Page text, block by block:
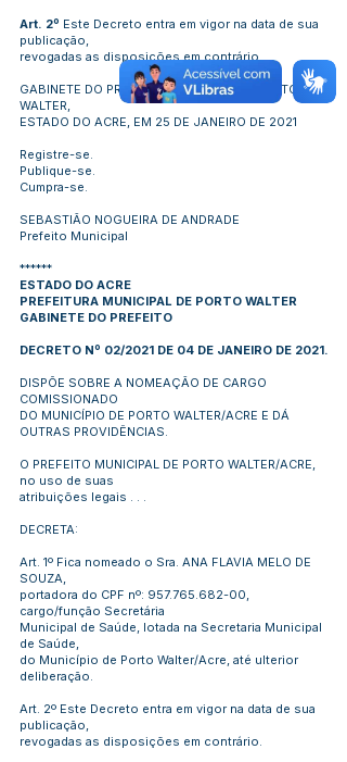
Art. 2º Este Decreto entra em vigor na data de sua
publicação,
revogadas as disposições em contrário.
GABINETE DO PREFEITO MUNICIPAL DE PORTO
WALTER,
ESTADO DO ACRE, EM 25 DE JANEIRO DE 2021
Registre-se.
Publique-se.
Cumpra-se.
SEBASTIÃO NOGUEIRA DE ANDRADE
Prefeito Municipal
******
ESTADO DO ACRE
PREFEITURA MUNICIPAL DE PORTO WALTER
GABINETE DO PREFEITO
DECRETO Nº 02/2021 DE 04 DE JANEIRO DE 2021.
DISPÕE SOBRE A NOMEAÇÃO DE CARGO
COMISSIONADO
DO MUNICÍPIO DE PORTO WALTER/ACRE E DÁ
OUTRAS PROVIDÊNCIAS.
O PREFEITO MUNICIPAL DE PORTO WALTER/ACRE,
no uso de suas
atribuições legais . . .
DECRETA:
Art. 1º Fica nomeado o Sra. ANA FLAVIA MELO DE
SOUZA,
portadora do CPF nº: 957.765.682-00,
cargo/função Secretária
Municipal de Saúde, lotada na Secretaria Municipal
de Saúde,
do Município de Porto Walter/Acre, até ulterior
deliberação.
Art. 2º Este Decreto entra em vigor na data de sua
publicação,
revogadas as disposições em contrário.